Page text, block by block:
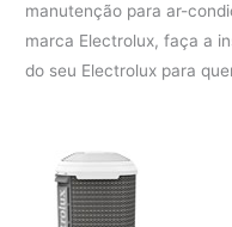
manutenção para ar-
marca Electrolux, faça a
do seu Electrolux para